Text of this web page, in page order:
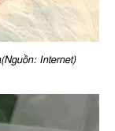
Internet)